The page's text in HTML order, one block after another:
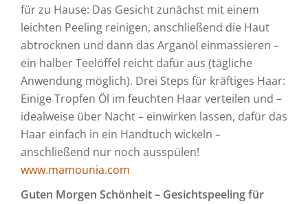
für zu Hause: Das Gesicht zunächst mit einem
leichten Peeling reinigen, anschließend die Haut
abtrocknen und dann das Arganöl einmassieren –
ein halber Teelöffel reicht dafür aus (tägliche
Anwendung möglich). Drei Steps für kräftiges Haar:
Einige Tropfen Öl im feuchten Haar verteilen und –
idealweise über Nacht – einwirken lassen, dafür das
Haar einfach in ein Handtuch wickeln –
anschließend nur noch ausspülen!
www.mamounia.com
Guten Morgen Schönheit – Gesichtspeeling für